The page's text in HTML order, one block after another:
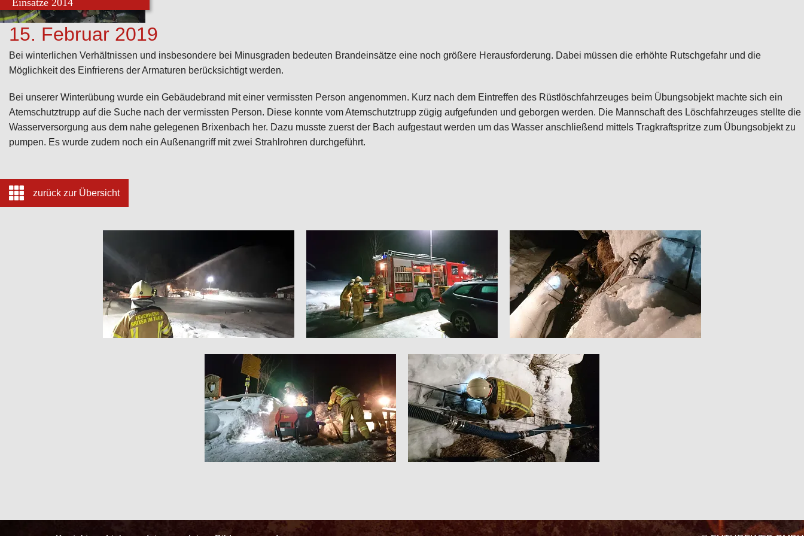
Einsätze 2014
15. Februar 2019
Bei winterlichen Verhältnissen und insbesondere bei Minusgraden bedeuten Brandeinsätze eine noch größere Herausforderung. Dabei müssen die erhöhte Rutschgefahr und die
Möglichkeit des Einfrierens der Armaturen berücksichtigt werden.
Bei unserer Winterübung wurde ein Gebäudebrand mit einer vermissten Person angenommen. Kurz nach dem Eintreffen des Rüstlöschfahrzeuges beim Übungsobjekt machte sich ein
Atemschutztrupp auf die Suche nach der vermissten Person. Diese konnte vom Atemschutztrupp zügig aufgefunden und geborgen werden. Die Mannschaft des Löschfahrzeuges stellte die
Wasserversorgung aus dem nahe gelegenen Brixenbach her. Dazu musste zuerst der Bach aufgestaut werden um das Wasser anschließend mittels Tragkraftspritze zum Übungsobjekt zu
pumpen. Es wurde zudem noch ein Außenangriff mit zwei Strahlrohren durchgeführt.
zurück zur Übersicht